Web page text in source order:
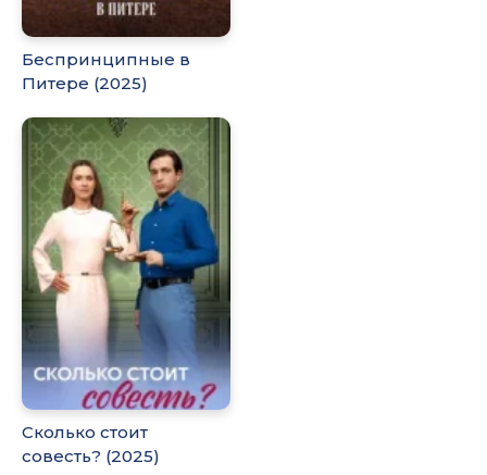
Беспринципные в
Питере (2025)
Сколько стоит
совесть? (2025)